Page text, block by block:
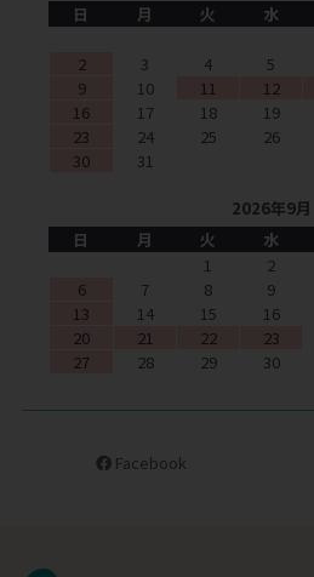
日
月 火 水
2
3 4 5
9
10 11 12
16
17 18 19
23
24 25 26
30
31
2026年9月
日
月 火 水
1
2
6
7 8 9
13
14 15 16
20
21 22 23
27
28 29 30
Facebook